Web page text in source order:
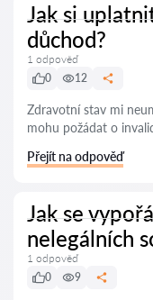
Jak si
důchod?
1 odpověď
0
12
Zdravotní stav mi
mohu požádat o
Přejít na odpověď
Jak se
nelegálních
1 odpověď
0
9